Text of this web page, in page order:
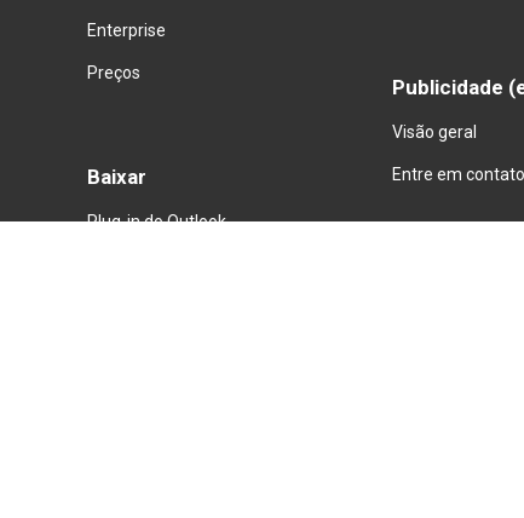
Enterprise
Preços
Baixar
Plug-in do Outlook
Publicidade
Visão geral
Entre em contato